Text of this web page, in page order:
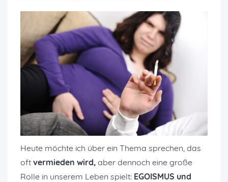
Heute möchte ich über ein Thema sprechen, das
oft vermieden wird, aber dennoch eine große
Rolle in unserem Leben spielt: EGOISMUS und